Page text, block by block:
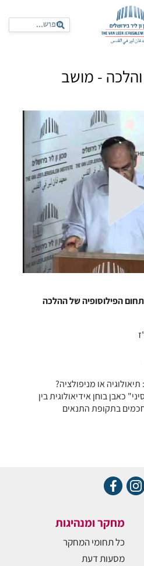
והלכה - מושב
הפילוסופיה של ההלכה
או מניפולציה?
כאבן בוחן אידיאולוגית בין
בתקופת התנאים
מחקר ומנהיגות
כל תחומי המחקר
מסעות דעת